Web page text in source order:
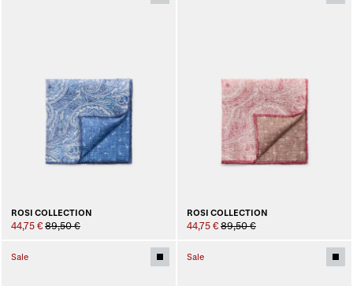
ROSI COLLECTION
44,75 € 89,50 €
ROSI COLLECTION
44,75 € 89,50 €
Sale Sale